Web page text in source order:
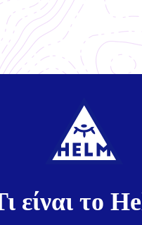
είναι το